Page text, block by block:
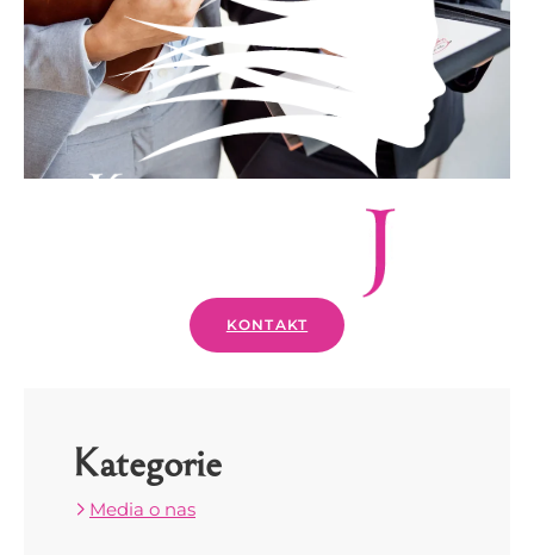
KONTAKT
Kategorie
Media o nas